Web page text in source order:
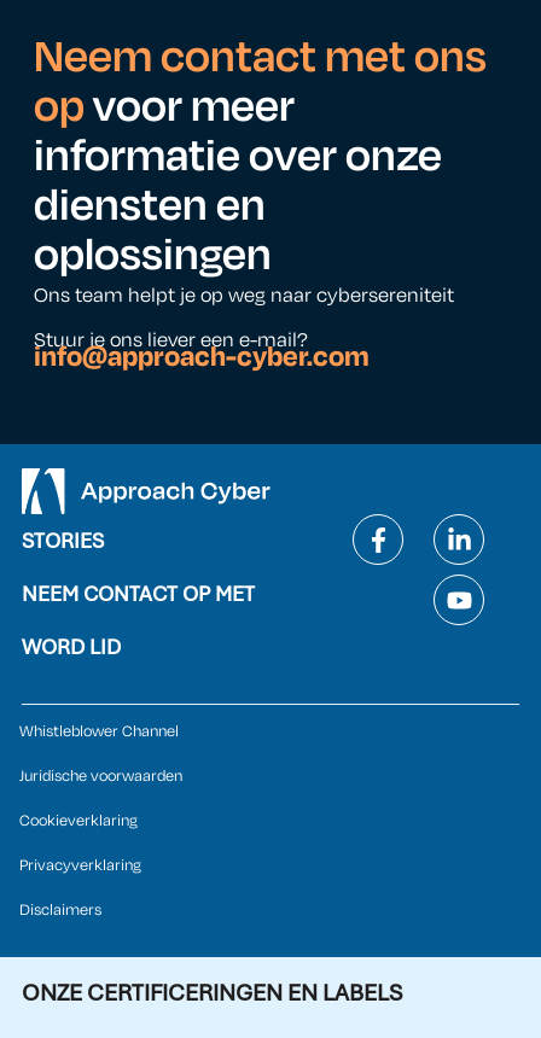
Neem contact met ons
opvoor meer
informatie over onze
diensten en
oplossingen
Ons team helpt je op weg naar cybersereniteit
Stuur je ons liever een e-mail?
info@approach-cyber.com
STORIES
NEEM CONTACT OP MET
WORD LID
Whistleblower Channel
Juridische voorwaarden
Cookieverklaring
Privacyverklaring
Disclaimers
ONZE CERTIFICERINGEN EN LABELS